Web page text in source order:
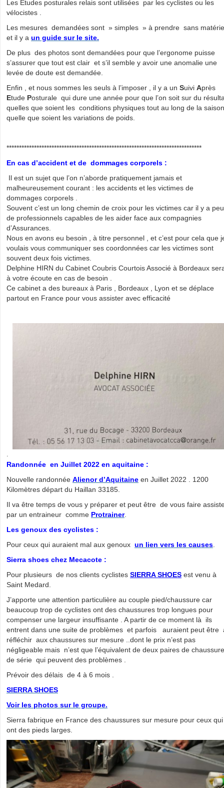
Les Études posturales relais sont utilisées par les cyclistes ou les
vélocistes .
Les mesures demandées sont » simples » à prendre sans
et il y a un guide sur le site.
De plus des photos sont demandées pour que l’ergonome puisse
s’assurer que tout est clair et s’il semble y avoir une anomalie une
levée de doute est demandée.
Enfin , et nous sommes les seuls à l’imposer , il y a un Suivi Après
Etude Posturale qui dure une année pour que l’on soit sur du
quelles que soient les conditions physiques tout au long de la saison
quelle que soient les variations de poids.
******************************************************************************
En cas d’accident et de dommages corporels :
Il est un sujet que l’on n’aborde pratiquement jamais et
malheureusement courant : les accidents et les victimes de
dommages corporels .
Souvent c’est un long chemin de croix pour les victimes car il y a peu
de professionnels capables de les aider face aux compagnies
d’Assurances.
Nous en avons eu besoin , à titre personnel , et c’est pour cela que
voulais vous communiquer ses coordonnées car les victimes sont
souvent deux fois victimes.
Delphine HIRN du Cabinet Coubris Courtois Associé à Bordeaux
à votre écoute en cas de besoin .
Ce cabinet a des bureaux à Paris , Bordeaux , Lyon et se déplace
partout en France pour vous assister avec efficacité
.
Randonnée en Juillet 2022 en aquitaine :
Nouvelle randonnée Alienor d’Aquitaine en Juillet 2022 . 1200
Kilomètres départ du Haillan 33185.
Il va être temps de vous y préparer et peut être de vous faire
par un entraineur comme Protrainer.
Les genoux des cyclistes :
Pour ceux qui auraient mal aux genoux un lien vers les causes
Sierra shoes chez Mecacote :
Pour plusieurs de nos clients cyclistes SIERRA SHOES est venu à
Saint Medard.
J’apporte une attention particulière au couple pied/chaussure car
beaucoup trop de cyclistes ont des chaussures trop longues pour
compenser une largeur insuffisante . A partir de ce moment là ils
entrent dans une suite de problèmes et parfois auraient peut être
réfléchir aux chaussures sur mesure ..dont le prix n’est pas
négligeable mais n’est que l’équivalent de deux paires de
de série qui peuvent des problèmes .
Prévoir des délais de 4 à 6 mois .
SIERRA SHOES
Voir les photos sur le groupe.
Sierra fabrique en France des chaussures sur mesure pour ceux qui
ont des pieds larges.